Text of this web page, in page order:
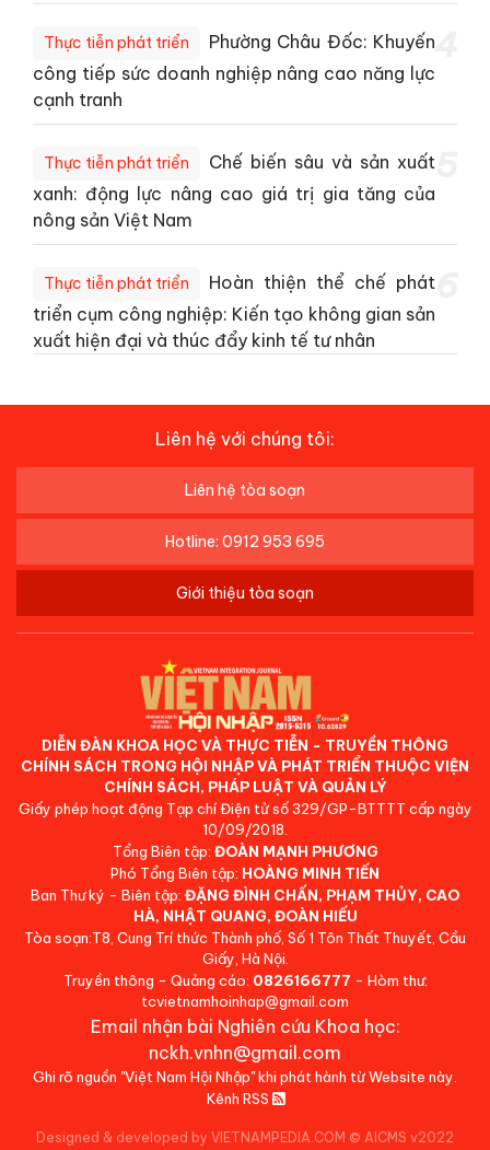
Thực tiễn phát triển
Phường Châu Đốc: Khuyến
công tiếp sức doanh nghiệp nâng cao năng lực
cạnh tranh
Thực tiễn phát triển
Chế biến sâu và sản xuất
xanh: động lực nâng cao giá trị gia tăng của
nông sản Việt Nam
Thực tiễn phát triển
Hoàn thiện thể chế phát
triển cụm công nghiệp: Kiến tạo không gian sản
xuất hiện đại và thúc đẩy kinh tế tư nhân
Liên hệ với chúng tôi:
Liên hệ tòa soạn
Hotline: 0912 953 695
Giới thiệu tòa soạn
DIỄN ĐÀN KHOA HỌC VÀ THỰC TIỄN - TRUYỀN THÔNG
CHÍNH SÁCH TRONG HỘI NHẬP VÀ PHÁT TRIỂN THUỘC VIỆN
CHÍNH SÁCH, PHÁP LUẬT VÀ QUẢN LÝ
Giấy phép hoạt động Tạp chí Điện tử số 329/GP-BTTTT cấp ngày
10/09/2018.
Tổng Biên tập: ĐOÀN MẠNH PHƯƠNG
Phó Tổng Biên tập: HOÀNG MINH TIẾN
Ban Thư ký - Biên tập: ĐẶNG ĐÌNH CHẤN, PHẠM THỦY, CAO
HÀ, NHẬT QUANG, ĐOÀN HIẾU
Tòa soạn:T8, Cung Trí thức Thành phố, Số 1 Tôn Thất Thuyết, Cầu
Giấy, Hà Nội.
Truyền thông - Quảng cáo: 0826166777 - Hòm thư:
tcvietnamhoinhap@gmail.com
Email nhận bài Nghiên cứu Khoa học:
nckh.vnhn@gmail.com
Ghi rõ nguồn "Việt Nam Hội Nhập" khi phát hành từ Website này.
Kênh RSS
Designed & developed by VIETNAMPEDIA.COM © AICMS v2022